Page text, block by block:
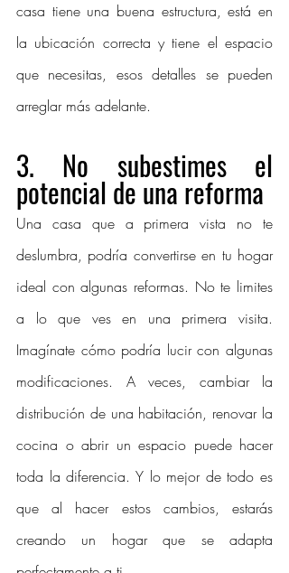
casa tiene una buena estructura, está en
la ubicación correcta y tiene el espacio
que necesitas, esos detalles se pueden
arreglar más adelante.
3. No subestimes el
potencial de una reforma
Una casa que a primera vista no te
deslumbra, podría convertirse en tu hogar
ideal con algunas reformas. No te limites
a lo que ves en una primera visita.
Imagínate cómo podría lucir con algunas
modificaciones. A veces, cambiar la
distribución de una habitación, renovar la
cocina o abrir un espacio puede hacer
toda la diferencia. Y lo mejor de todo es
que al hacer estos cambios, estarás
creando un hogar que se adapta